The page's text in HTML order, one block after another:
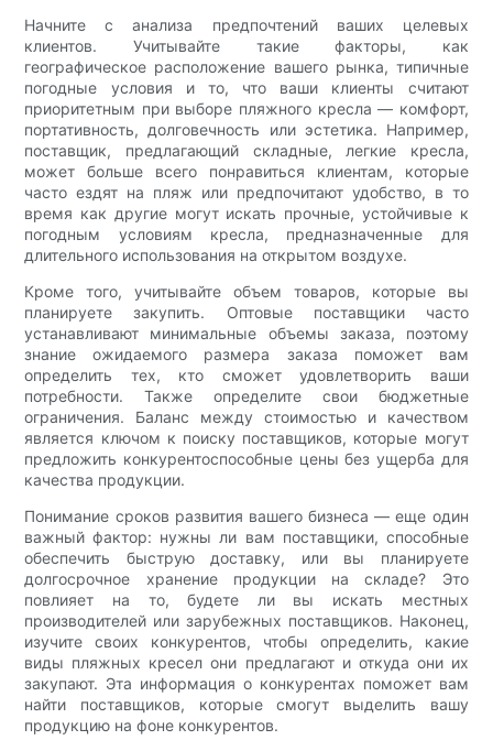
Начните с анализа предпочтений ваших целевых
клиентов. Учитывайте такие факторы, как
географическое расположение вашего рынка, типичные
погодные условия и то, что ваши клиенты считают
приоритетным при выборе пляжного кресла — комфорт,
портативность, долговечность или эстетика. Например,
поставщик, предлагающий складные, легкие кресла,
может больше всего понравиться клиентам, которые
часто ездят на пляж или предпочитают удобство, в то
время как другие могут искать прочные, устойчивые к
погодным условиям кресла, предназначенные для
длительного использования на открытом воздухе.
Кроме того, учитывайте объем товаров, которые вы
планируете закупить. Оптовые поставщики часто
устанавливают минимальные объемы заказа, поэтому
знание ожидаемого размера заказа поможет вам
определить тех, кто сможет удовлетворить ваши
потребности. Также определите свои бюджетные
ограничения. Баланс между стоимостью и качеством
является ключом к поиску поставщиков, которые могут
предложить конкурентоспособные цены без ущерба для
качества продукции.
Понимание сроков развития вашего бизнеса — еще один
важный фактор: нужны ли вам поставщики, способные
обеспечить быструю доставку, или вы планируете
долгосрочное хранение продукции на складе? Это
повлияет на то, будете ли вы искать местных
производителей или зарубежных поставщиков. Наконец,
изучите своих конкурентов, чтобы определить, какие
виды пляжных кресел они предлагают и откуда они их
закупают. Эта информация о конкурентах поможет вам
найти поставщиков, которые смогут выделить вашу
продукцию на фоне конкурентов.